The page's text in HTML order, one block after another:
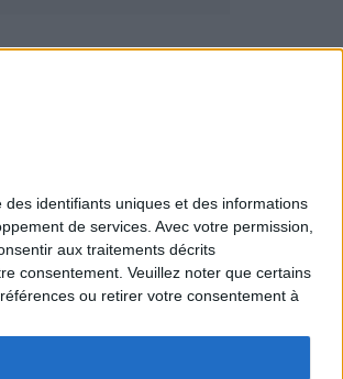
identifiants uniques et des informations
de services. Avec votre permission,
aux traitements décrits
consentement. Veuillez noter que certains
ou retirer votre consentement à
de confidentialité
cookies
général - Jeux